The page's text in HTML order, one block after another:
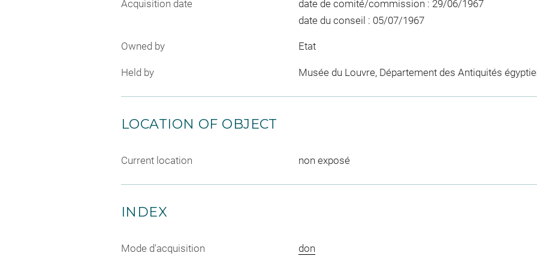
Acquisition date
date de comité/commission : 29/06/1967
date du conseil : 05/07/1967
Owned by Etat
Held by Musée du Louvre, Département des Antiquités
LOCATION OF OBJECT
Current location non exposé
INDEX
Mode d'acquisition don